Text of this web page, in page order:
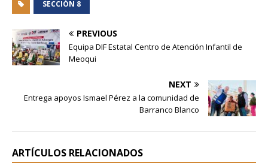
SECCIÓN 8
PREVIOUS
Equipa DIF Estatal Centro de Atención Infantil de
Meoqui
NEXT
Entrega apoyos Ismael Pérez a la comunidad de
Barranco Blanco
ARTÍCULOS RELACIONADOS